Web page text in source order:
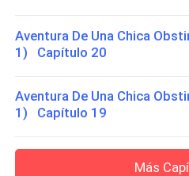
Aventura De Una Chica
1) Capítulo 20
Aventura De Una Chica
1) Capítulo 19
Más